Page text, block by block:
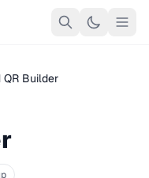
QR Builder